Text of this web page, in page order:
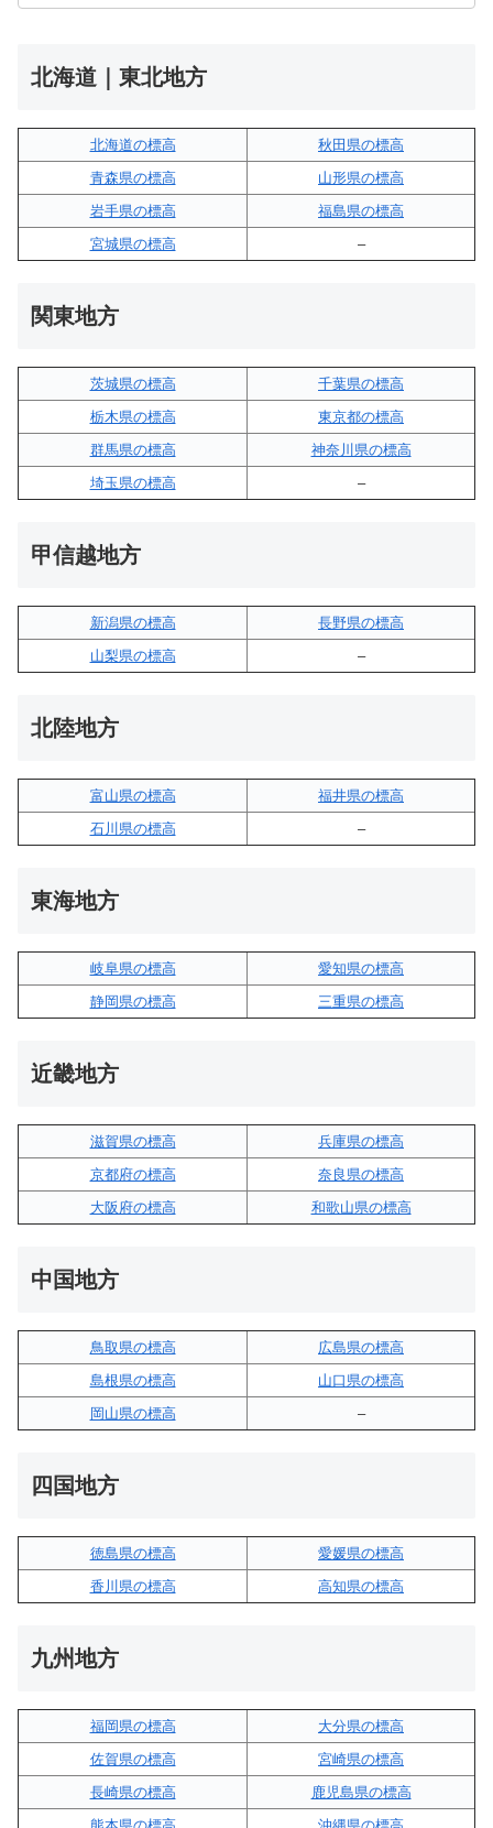
北海道｜東北地方
北海道の標高
秋田県の標高
青森県の標高
山形県の標高
岩手県の標高
福島県の標高
宮城県の標高
–
関東地方
茨城県の標高
千葉県の標高
栃木県の標高
東京都の標高
群馬県の標高
神奈川県の標高
埼玉県の標高
–
甲信越地方
新潟県の標高
長野県の標高
山梨県の標高
–
北陸地方
富山県の標高
福井県の標高
石川県の標高
–
東海地方
岐阜県の標高
愛知県の標高
静岡県の標高
三重県の標高
近畿地方
滋賀県の標高
兵庫県の標高
京都府の標高
奈良県の標高
大阪府の標高
和歌山県の標高
中国地方
鳥取県の標高
広島県の標高
島根県の標高
山口県の標高
岡山県の標高
–
四国地方
徳島県の標高
愛媛県の標高
香川県の標高
高知県の標高
九州地方
福岡県の標高
大分県の標高
佐賀県の標高
宮崎県の標高
長崎県の標高
鹿児島県の標高